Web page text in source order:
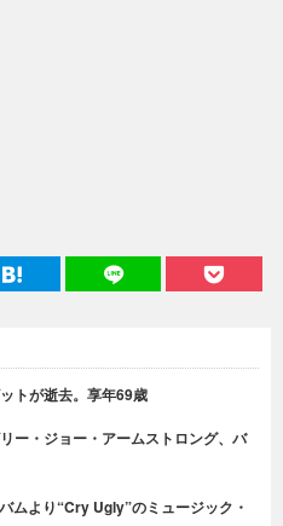
トが逝去。享年69歳
ー・ジョー・アームストロング、バ
ムより“Cry Ugly”のミュージック・